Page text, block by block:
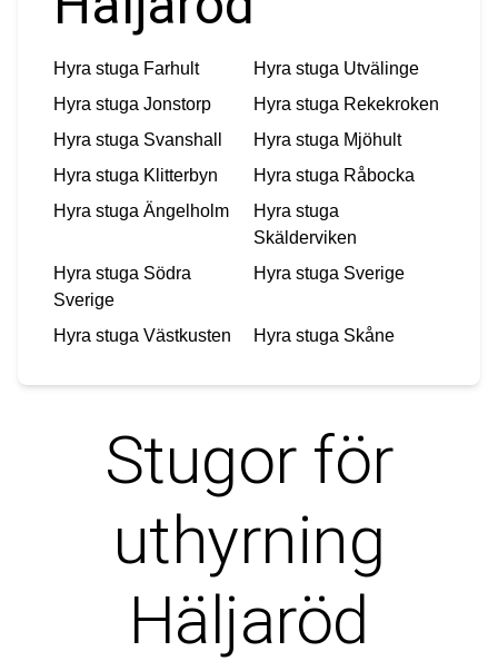
Hyra stuga Farhult Hyra stuga Utvälinge
Hyra stuga Jonstorp Hyra stuga Rekekroken
Hyra stuga Svanshall Hyra stuga Mjöhult
Hyra stuga Klitterbyn Hyra stuga Råbocka
Hyra stuga Ängelholm
Hyra stuga
Skälderviken
Hyra stuga Södra
Sverige
Hyra stuga Sverige
Hyra stuga Västkusten Hyra stuga Skåne
Stugor för
uthyrning
Häljaröd